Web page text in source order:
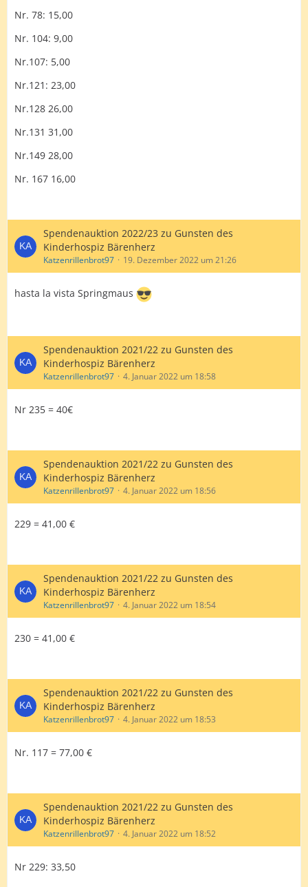
Nr. 78: 15,00
Nr. 104: 9,00
Nr.107: 5,00
Nr.121: 23,00
Nr.128 26,00
Nr.131 31,00
Nr.149 28,00
Nr. 167 16,00
Spendenauktion 2022/23 zu Gunsten des
Kinderhospiz Bärenherz
Katzenrillenbrot97 19. Dezember 2022 um 21:26
hasta la vista Springmaus
Spendenauktion 2021/22 zu Gunsten des
Kinderhospiz Bärenherz
Katzenrillenbrot97 4. Januar 2022 um 18:58
Nr 235 = 40€
Spendenauktion 2021/22 zu Gunsten des
Kinderhospiz Bärenherz
Katzenrillenbrot97 4. Januar 2022 um 18:56
229 = 41,00 €
Spendenauktion 2021/22 zu Gunsten des
Kinderhospiz Bärenherz
Katzenrillenbrot97 4. Januar 2022 um 18:54
230 = 41,00 €
Spendenauktion 2021/22 zu Gunsten des
Kinderhospiz Bärenherz
Katzenrillenbrot97 4. Januar 2022 um 18:53
Nr. 117 = 77,00 €
Spendenauktion 2021/22 zu Gunsten des
Kinderhospiz Bärenherz
Katzenrillenbrot97 4. Januar 2022 um 18:52
Nr 229: 33,50